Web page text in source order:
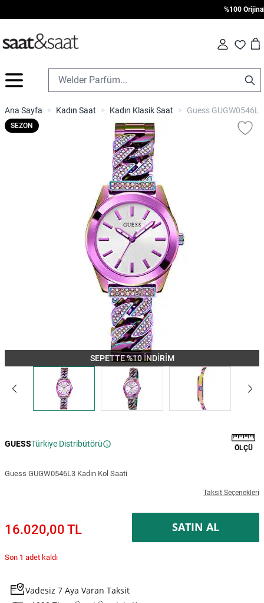
%100 Orijinal
Fav Cart
İçeriğe geç
Ana Sayfa > Kadın Saat > Kadın Klasik Saat > Guess
SEPETTE %10 İNDİRİM
SEZON
GUESSTürkiye Distribütörü ÖLÇÜ
Guess GUGW0546L3 Kadın Kol Saati
Taksit Seçenekleri
16.020,00 TL SATIN AL
Son 1 adet kaldı
Vadesiz 7 Aya Varan Taksit